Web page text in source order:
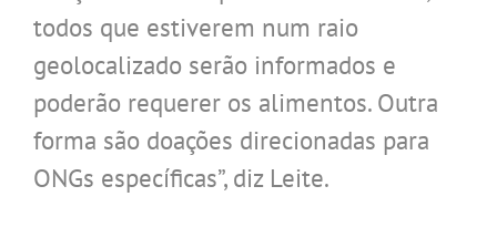
todos que estiverem num raio
geolocalizado serão informados e
poderão requerer os alimentos. Outra
forma são doações direcionadas para
ONGs específicas”, diz Leite.